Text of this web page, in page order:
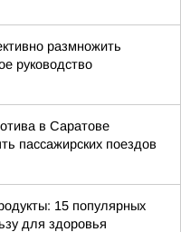
размножить
руководство
в Саратове
пассажирских поездов
15 популярных
для здоровья